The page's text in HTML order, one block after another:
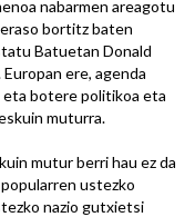
nabarmen areagotu
bortitz baten
Batuetan Donald
ere, agenda
eta botere politikoa eta
muturra.
mutur berri hau ez da
ustezko
nazio gutxietsi